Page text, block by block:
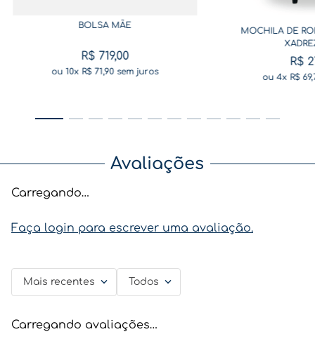
BOLSA MÃE
R$ 719,00
ou10x R$ 71,90sem juros
MOCHILA DE
R$
ou 4x R$ 69,
Avaliações
Carregando…
Faça login para escrever uma avaliação.
Mais recentes Todos
Carregando avaliações…